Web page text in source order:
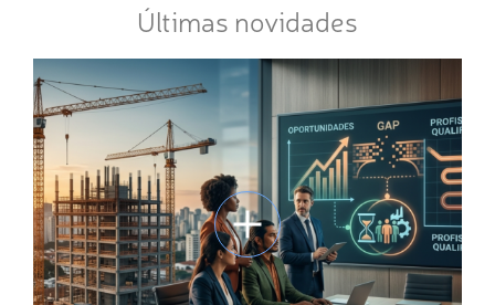
Últimas novidades